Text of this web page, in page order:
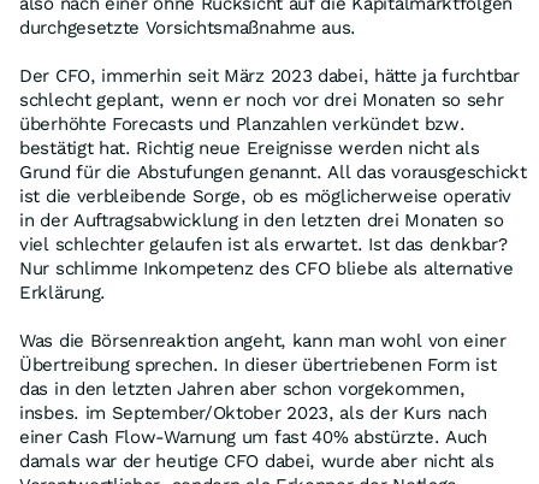
durchgesetzte Vorsichtsmaßnahme aus.
Der CFO, immerhin seit März 2023 dabei, hätte ja furchtbar
schlecht geplant, wenn er noch vor drei Monaten so sehr
überhöhte Forecasts und Planzahlen verkündet bzw.
bestätigt hat. Richtig neue Ereignisse werden nicht als
Grund für die Abstufungen genannt. All das vorausgeschickt
ist die verbleibende Sorge, ob es möglicherweise operativ
in der Auftragsabwicklung in den letzten drei Monaten so
viel schlechter gelaufen ist als erwartet. Ist das denkbar?
Nur schlimme Inkompetenz des CFO bliebe als alternative
Erklärung.
Was die Börsenreaktion angeht, kann man wohl von einer
Übertreibung sprechen. In dieser übertriebenen Form ist
das in den letzten Jahren aber schon vorgekommen,
insbes. im September/Oktober 2023, als der Kurs nach
einer Cash Flow-Warnung um fast 40% abstürzte. Auch
damals war der heutige CFO dabei, wurde aber nicht als